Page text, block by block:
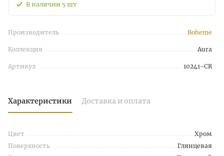
В наличии 5 шт
Производитель Boheme
Коллекция Aura
Артикул 10241-CR
Характеристики Доставка и оплата
Цвет
Хром
Поверхность
Глянцевая